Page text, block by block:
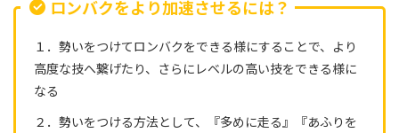
ロンバクをより加速させるには？
１．勢いをつけてロンバクをできる様にすることで、より
高度な技へ繋げたり、さらにレベルの高い技をできる様に
なる
２．勢いをつける方法として、『多めに走る』『あふりを